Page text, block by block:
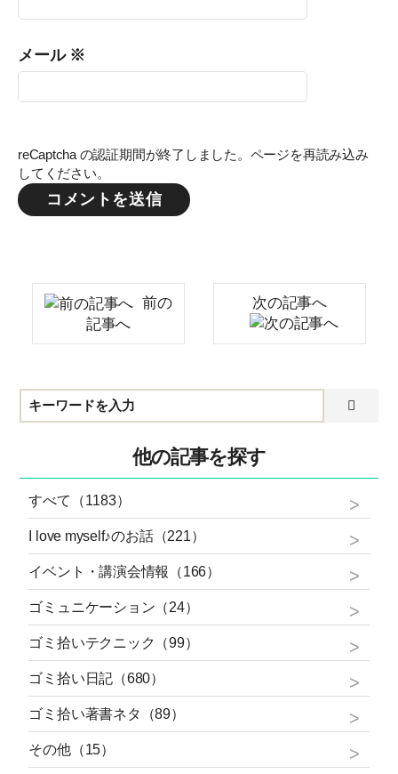
メール ※
reCaptcha の認証期間が終了しました。ページを再読み込み
してください。
前の
記事へ
次の記事へ
他の記事を探す
すべて（1183）
I love myself♪のお話（221）
イベント・講演会情報（166）
ゴミュニケーション（24）
ゴミ拾いテクニック（99）
ゴミ拾い日記（680）
ゴミ拾い著書ネタ（89）
その他（15）